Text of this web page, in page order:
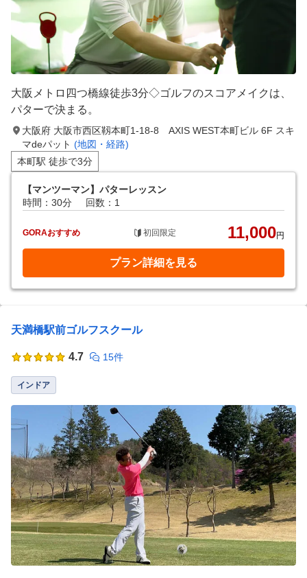
大阪メトロ四つ橋線徒歩3分◇ゴルフのスコアメイクは、
パターで決まる。
大阪府 大阪市西区靱本町1-18-8 AXIS WEST本町ビル 6F スキ
マdeパット (地図・経路)
本町駅 徒歩で3分
【マンツーマン】パターレッスン
時間：30分
回数：1
GORAおすすめ 初回限定 11,000円
プラン詳細を見る
天満橋駅前ゴルフスクール
4.7 15件
インドア